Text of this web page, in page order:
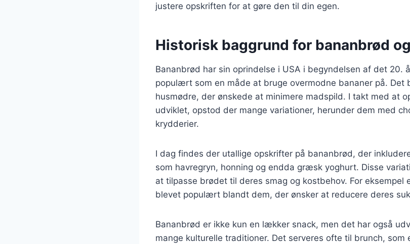
justere opskriften for at gøre den til din egen.
Historisk baggrund for bananbrød
Bananbrød har sin oprindelse i USA i begyndelsen af det 20.
populært som en måde at bruge overmodne bananer på.
husmødre, der ønskede at minimere madspild. I takt med at
udviklet, opstod der mange variationer, herunder dem med
krydderier.
I dag findes der utallige opskrifter på bananbrød, der
som havregryn, honning og endda græsk yoghurt. Disse
at tilpasse brødet til deres smag og kostbehov. For eksempel
blevet populært blandt dem, der ønsker at reducere deres
Bananbrød er ikke kun en lækker snack, men det har også
mange kulturelle traditioner. Det serveres ofte til brunch, som